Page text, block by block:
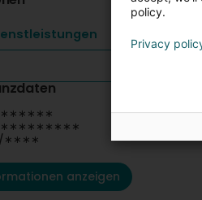
∗∗∗∗∗∗∗∗∗∗
∗∗∗∗
anzeigen
policy.
Privacy